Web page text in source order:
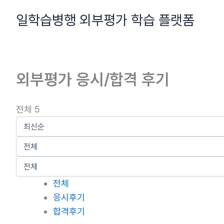
일학습병행 외부평가 학습 플랫폼
외부평가 응시/합격 후기
전체 5
전체
응시후기
합격후기